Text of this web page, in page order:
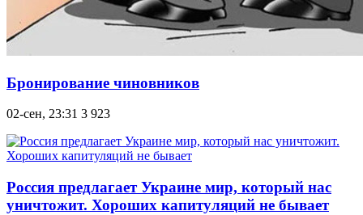
Бронирование чиновников
02-сен, 23:31 3 923
Россия предлагает Украине мир, который нас
уничтожит. Хороших капитуляций не бывает